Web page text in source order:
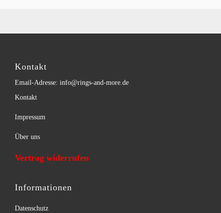
Kontakt
Email-Adresse: info@rings-and-more.de
Kontakt
Impressum
Über uns
Vertrag widerrufen
Informationen
Datenschutz